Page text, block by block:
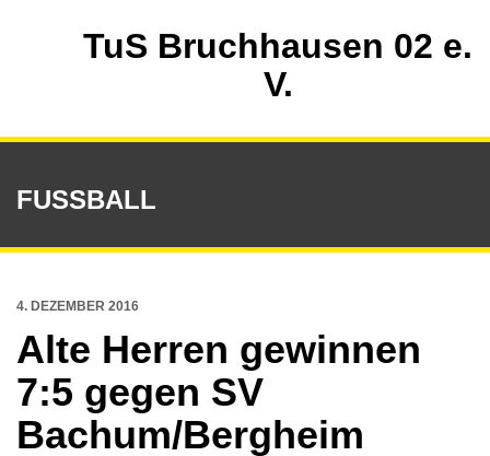
TuS Bruchhausen 02 e.
V.
FUSSBALL
4. DEZEMBER 2016
Alte Herren gewinnen
7:5 gegen SV
Bachum/Bergheim